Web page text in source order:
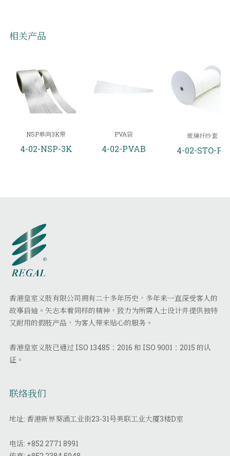
相关产品
NSP单向3K带
4-02-NSP-3K
PVA袋
4-02-PVAB
玻璃纤纱套
4-02-STO-FG
香港皇室义肢有限公司拥有二十多年历史，多年来一直深受客人的
故事启迪。矢志本着同样的精神，致力为所需人士设计并提供独特
又耐用的假肢产品，为客人带来贴心的服务。
香港皇室义肢已通过 ISO 13485：2016 和 ISO 9001：2015 的认
证。
联络我们
地址: 香港新界葵涌工业街23-31号美联工业大厦3楼D室
电话: +852 2771 8991